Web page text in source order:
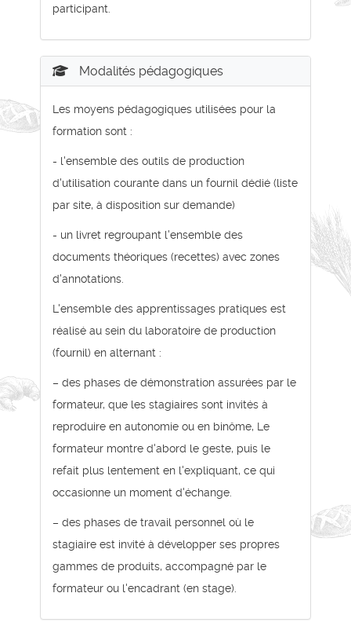
participant.
Modalités pédagogiques
Les moyens pédagogiques utilisées pour la
formation sont :
- l'ensemble des outils de production
d'utilisation courante dans un fournil dédié (liste
par site, à disposition sur demande)
- un livret regroupant l'ensemble des
documents théoriques (recettes) avec zones
d'annotations.
L'ensemble des apprentissages pratiques est
réalisé au sein du laboratoire de production
(fournil) en alternant :
– des phases de démonstration assurées par le
formateur, que les stagiaires sont invités à
reproduire en autonomie ou en binôme, Le
formateur montre d'abord le geste, puis le
refait plus lentement en l'expliquant, ce qui
occasionne un moment d'échange.
– des phases de travail personnel où le
stagiaire est invité à développer ses propres
gammes de produits, accompagné par le
formateur ou l'encadrant (en stage).